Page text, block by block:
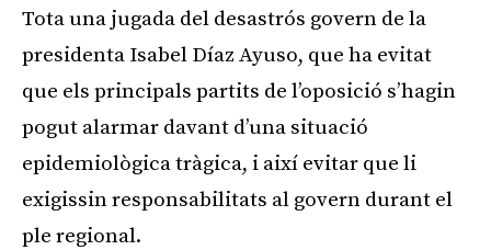
Tota una jugada del desastrós govern de la
presidenta Isabel Díaz Ayuso, que ha evitat
que els principals partits de l’oposició s’hagin
pogut alarmar davant d’una situació
epidemiològica tràgica, i així evitar que li
exigissin responsabilitats al govern durant el
ple regional.